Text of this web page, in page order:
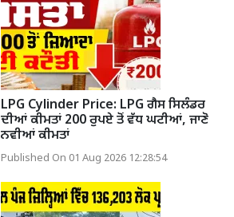
LPG Cylinder Price: LPG ਗੈਸ ਸਿਲੰਡਰ
ਦੀਆਂ ਕੀਮਤਾਂ 200 ਰੁਪਏ ਤੋਂ ਵੱਧ ਘਟੀਆਂ, ਜਾਣੋ
ਨਵੀਆਂ ਕੀਮਤਾਂ
Published On 01 Aug 2026 12:28:54